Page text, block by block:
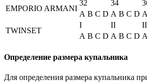
EMPORIO ARMANI
32 34
A B C D A B C D A
TWINSET
I II
A B C D A B C D A
Определение размера купальника
Для определения размера купальника